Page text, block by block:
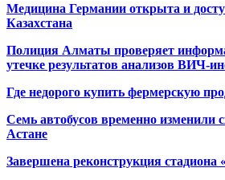
Медицина Германии открыта и
Казахстана
Полиция Алматы проверяет
утечке результатов анализов ВИЧ-
Где недорого купить фермерскую
Семь автобусов временно изменили
Астане
Завершена реконструкция стадиона